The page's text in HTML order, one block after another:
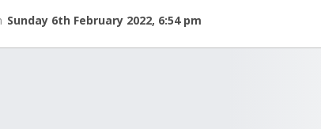
Sunday 6th February 2022, 6:54 pm